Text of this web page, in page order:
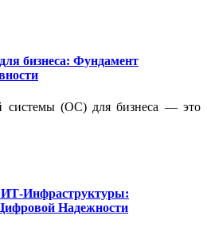
бизнеса: Фундамент
системы (ОС) для бизнеса — это
Инфраструктуры:
Надежности